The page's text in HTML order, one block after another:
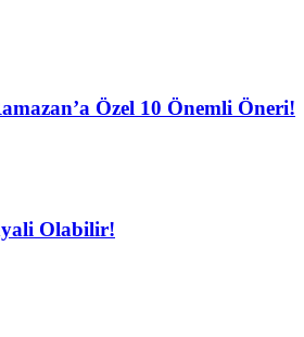
Özel 10 Önemli Öneri!
Olabilir!